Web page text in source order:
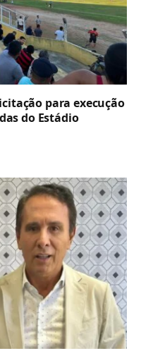
para execução
do Estádio